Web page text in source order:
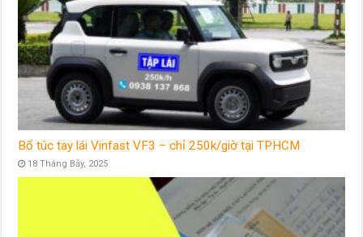
Bổ túc tay lái Vinfast VF3 – chỉ 250k/giờ tại TPHCM
18 Tháng Bảy, 2025